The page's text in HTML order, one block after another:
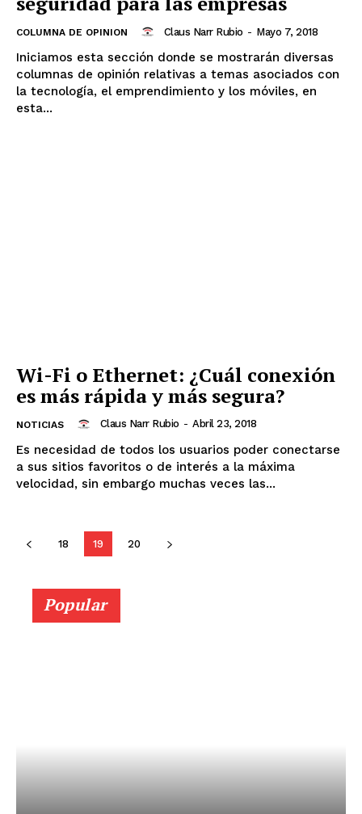
COLUMNA DE OPINION Claus Narr Rubio - Mayo 7, 2018
Iniciamos esta sección donde se mostrarán diversas
columnas de opinión relativas a temas asociados con
la tecnología, el emprendimiento y los móviles, en
esta...
Wi-Fi o Ethernet: ¿Cuál conexión
es más rápida y más segura?
NOTICIAS Claus Narr Rubio - Abril 23, 2018
Es necesidad de todos los usuarios poder conectarse
a sus sitios favoritos o de interés a la máxima
velocidad, sin embargo muchas veces las...
18 19 20
Popular